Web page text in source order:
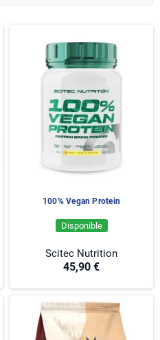
répondent aux différents
sources de protéines avec
, notre sélection decaséine
comme la
100% Vegan Protein
Disponible
Scitec Nutrition
45,90 €